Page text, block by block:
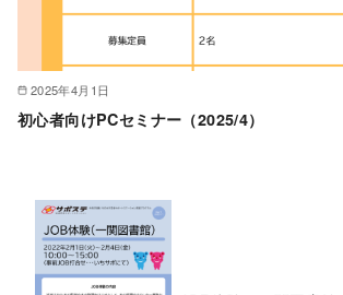
2025年4月1日
初心者向けPCセミナー（2025/4）